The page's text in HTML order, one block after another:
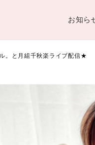
お知ら
。と月組千秋楽ライブ配信★